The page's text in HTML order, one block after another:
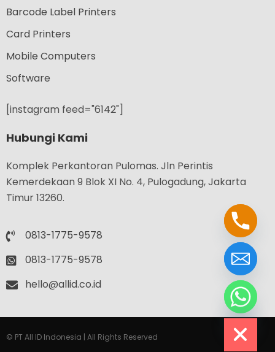
Barcode Label Printers
Card Printers
Mobile Computers
Software
[instagram feed="6142"]
Hubungi Kami
Komplek Perkantoran Pulomas. Jln Perintis
Kemerdekaan 9 Blok XI No. 4, Pulogadung, Jakarta
Timur 13260.
0813-1775-9578
0813-1775-9578
hello@allid.co.id
© PT All ID Indonesia | All Rights Reserved
Hide
chaty